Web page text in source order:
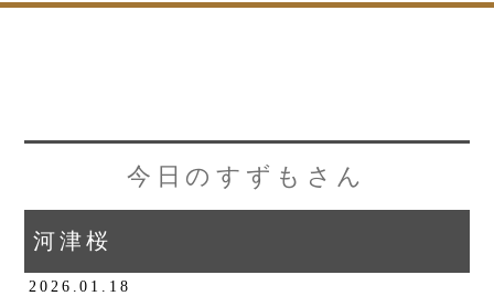
今日のすずもさん
河津桜
2026.01.18